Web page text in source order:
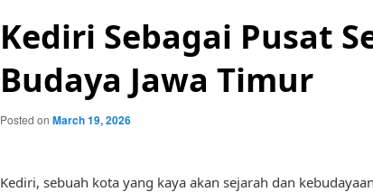
Kediri Sebagai Pusat
Budaya Jawa Timur
Posted on March 19, 2026
Kediri, sebuah kota yang kaya akan sejarah dan